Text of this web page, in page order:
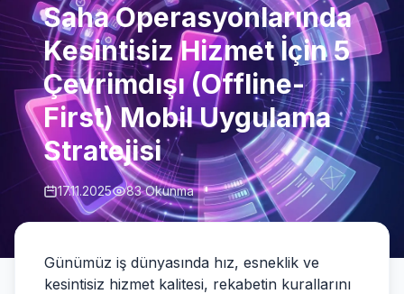
Saha Operasyonlarında
Kesintisiz Hizmet İçin 5
Çevrimdışı (Offline-
First) Mobil Uygulama
Stratejisi
17.11.2025 83 Okunma
Günümüz iş dünyasında hız, esneklik ve
kesintisiz hizmet kalitesi, rekabetin kurallarını